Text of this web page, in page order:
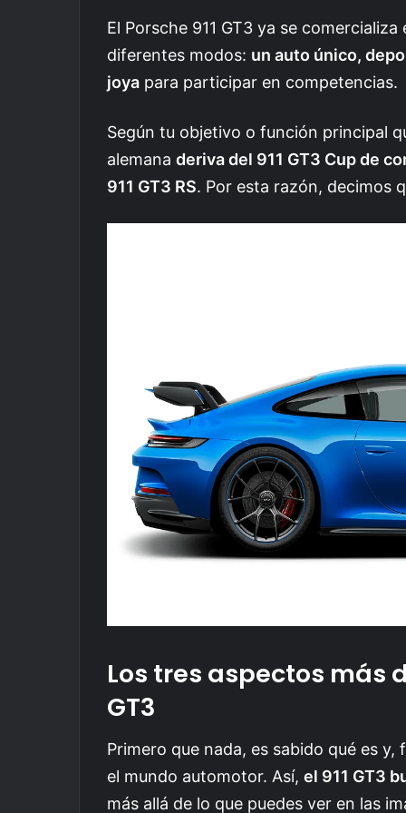
El Porsche 911 GT3 ya se
diferentes modos: un auto único,
joya para participar en competencias.
Según tu objetivo o función principal
alemana deriva del 911 GT3 Cup de
911 GT3 RS. Por esta razón, decimos
Los tres aspectos más
GT3
Primero que nada, es sabido qué es
el mundo automotor. Así, el 911 GT3
más allá de lo que puedes ver en las